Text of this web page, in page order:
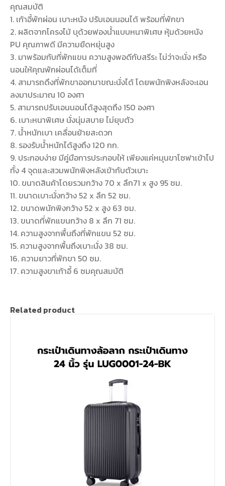
คุณสมบัติ
1. เก้าอี้พักผ่อน เบาะหนัง ปรับเอนนอนได้ พร้อมที่พักขา
2. ผลิตจากโครงไม้ บุด้วยฟองน้ำแบบหนาพิเศษ หุ้มด้วยหนัง
PU คุณภาพดี มีความยืดหยุ่นสูง
3. มาพร้อมกับที่พักแขน ความสูงพอดีกับสรีระ ไม่ว่าจะนั่ง หรือ
นอนให้คุณพักผ่อนได้เต็มที่
4. สามารถดึงที่พักขาออกมาขณะนั่งได้ โดยพนักพิงหลังจะเอน
ลงมาประมาณ 10 องศา
5. สามารถปรับเอนนอนได้สูงสุดถึง 150 องศา
6. เบาะหนาพิเศษ นั่งนุ่มสบาย ไม่ยุบตัว
7. น้ำหนักเบา เคลื่อนย้ายสะดวก
8. รองรับน้ำหนักได้สูงถึง 120 กก.
9. ประกอบง่าย มีคู่มือการประกอบให้ เพียงแค่หมุนขาโซฟาเข้าไป
ทั้ง 4 จุดและสวมพนักพิงหลังเข้ากับตัวเบาะ
10. ขนาดสินค้าโดยรวมกว้าง 70 x ลึก71 x สูง 95 ซม.
11. ขนาดเบาะนั่งกว้าง 52 x ลึก 52 ซม.
12. ขนาดพนักพิงกว้าง 52 x สูง 63 ซม.
13. ขนาดที่พักแขนกว้าง 8 x ลึก 71 ซม.
14. ความสูงจากพื้นถึงที่พักแขน 52 ซม.
15. ความสูงจากพื้นถึงเบาะนั่ง 38 ซม.
16. ความยาวที่พักขา 50 ซม.
17. ความสูงขาเก้าอี้ 6 ซมคุณสมบัติ
Related product